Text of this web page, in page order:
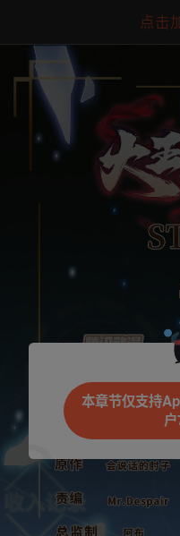
点击
本章节仅支持
是否前往